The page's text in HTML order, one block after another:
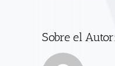
Sobre el